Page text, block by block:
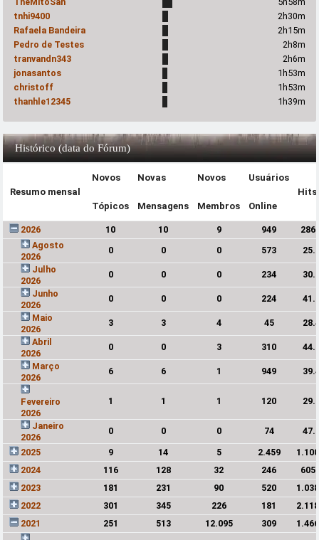
tnhi9400
2h30m
Rafaela Bandeira
2h15m
Pedro de Testes
2h8m
tranvandn343
2h6m
jonasantos
1h53m
christoff
1h53m
thanhle12345
1h39m
Histórico (data do Fórum)
Resumo mensal
Novos
Tópicos
Novas
Mensagens
Novos
Membros
Usuários
Online
Hits
2026 10 10 9 949
Agosto
2026
0 0 0 573
Julho
2026
0 0 0 234
Junho
2026
0 0 0 224
Maio
2026
3 3 4 45
Abril
2026
0 0 3 310
Março
2026
6 6 1 949
Fevereiro
2026
1 1 1 120
Janeiro
2026
0 0 0 74
2025
9 14 5 2.459
2024
116 128 32 246
2023
181 231 90 520
2022
301 345 226 181
2021
251 513 12.095 309